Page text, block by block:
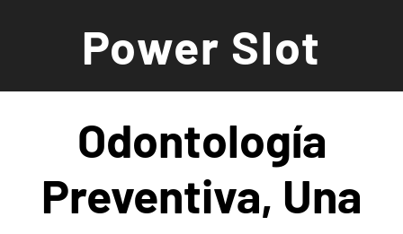
Power Slot
Odontología
Preventiva, Una